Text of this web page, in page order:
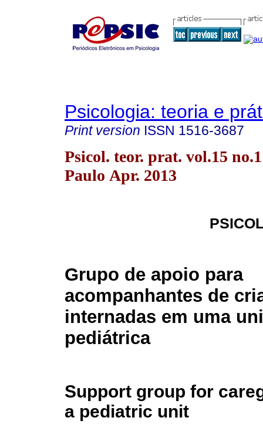
Psicologia: teoria e
Print version ISSN 1516-3687
Psicol. teor. prat. vol.15
Paulo Apr. 2013
Grupo de apoio para
acompanhantes de
internadas em uma
pediátrica
Support group for
a pediatric unit